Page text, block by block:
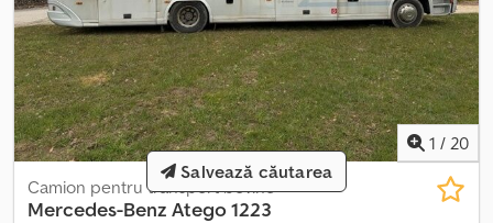
1 / 20
Camion pentru transport bovine
Mercedes-Benz Atego 1223
Salvează căutarea